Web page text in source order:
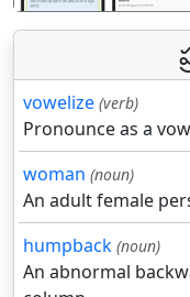
vowelize (verb)
Pronounce as a
woman (noun)
An adult female
humpback (noun)
An abnormal